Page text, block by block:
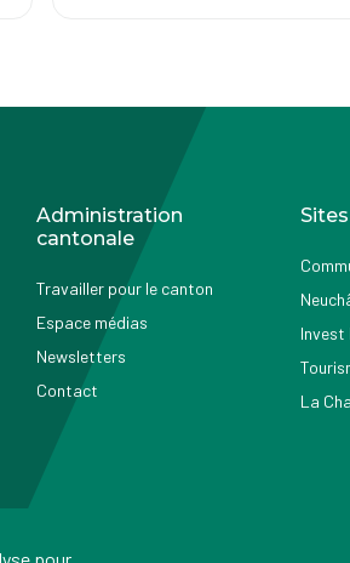
Administration
cantonale
Travailler pour le canton
Espace médias
Newsletters
Contact
Invest
La